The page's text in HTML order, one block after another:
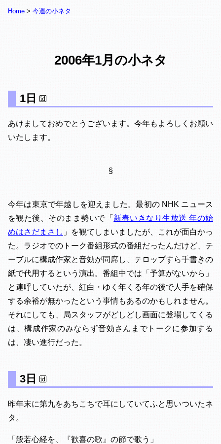
Home 今週の小ネタ
2006年1月の小ネタ
1日
あけましておめでとうございます。今年もよろしくお願い
いたします。
§
今年は東京で年越しを迎えました。最初の NHK ニュース
を観た後、そのまま勢いで「 新春いきなり生放送 年の始
めはさだまさし 」を観てしまいましたが、これが面白かっ
た。ラジオでのトーク番組形式の番組だったんだけど、テ
ーブルに構成作家と音効が同席し、テロップすら手書きの
紙で代用するという演出。番組中では「予算がないから」
と連呼していたが、紅白・ゆく年くる年の後で人手を確保
する余裕が無かったという事情もあるのかもしれません。
それにしても、局スタッフがどしどし画面に登場してくる
は、構成作家のみならず音効さんまでトークに参加する
は、凄い進行だった。
3日
昨年末に第九をあちこちで耳にしていてふと思いついたネ
タ。
「般若心経を、『歓喜の歌』の節で歌う」